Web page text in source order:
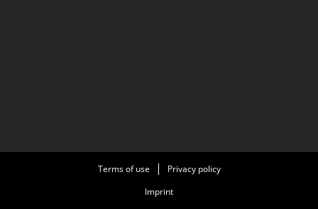
Terms of use
Privacy policy
Imprint